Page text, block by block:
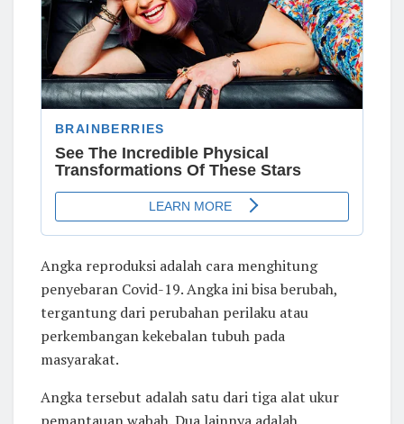
Angka reproduksi adalah cara menghitung
penyebaran Covid-19. Angka ini bisa berubah,
tergantung dari perubahan perilaku atau
perkembangan kekebalan tubuh pada
masyarakat.
Angka tersebut adalah satu dari tiga alat ukur